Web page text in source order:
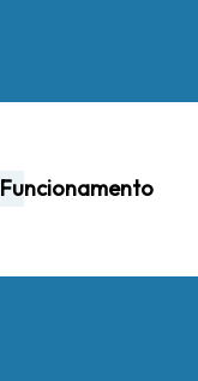
Funcionamento